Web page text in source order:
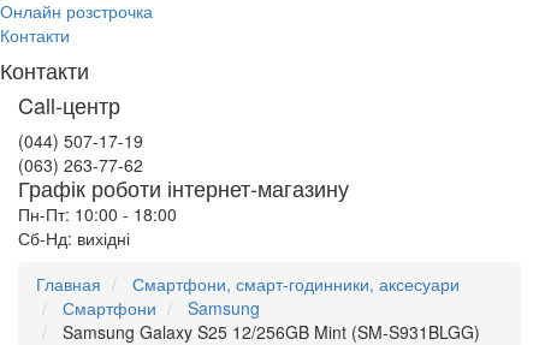
Онлайн розстрочка
Контакти
Контакти
Call-центр
(044) 507-17-19
(063) 263-77-62
Графік роботи інтернет-магазину
Пн-Пт: 10:00 - 18:00
Сб-Нд: вихідні
Главная
Смартфони, смарт-годинники, аксесуари
Смартфони
Samsung
Samsung Galaxy S25 12/256GB Mint (SM-S931BLGG)